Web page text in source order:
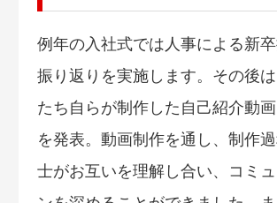
例年の入社式では人事による新
振り返りを実施します。その後
たち自らが制作した自己紹介動
を発表。動画制作を通し、制作
士がお互いを理解し合い、コミ